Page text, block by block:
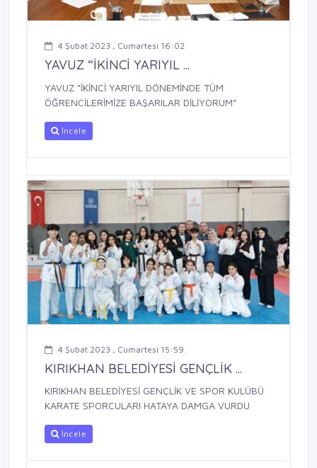
4 Şubat 2023 , Cumartesi 16:02
YAVUZ “İKİNCİ YARIYIL ...
YAVUZ “İKİNCİ YARIYIL DÖNEMİNDE TÜM
ÖĞRENCİLERİMİZE BAŞARILAR DİLİYORUM”
İncele
4 Şubat 2023 , Cumartesi 15:59
KIRIKHAN BELEDİYESİ GENÇLİK ...
KIRIKHAN BELEDİYESİ GENÇLİK VE SPOR KULÜBÜ
KARATE SPORCULARI HATAYA DAMGA VURDU
İncele